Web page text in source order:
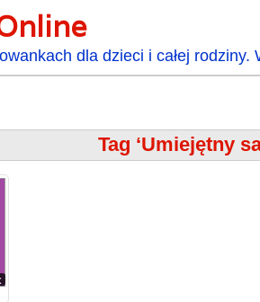
dla dzieci i całej
Tag ‘Umiejętny